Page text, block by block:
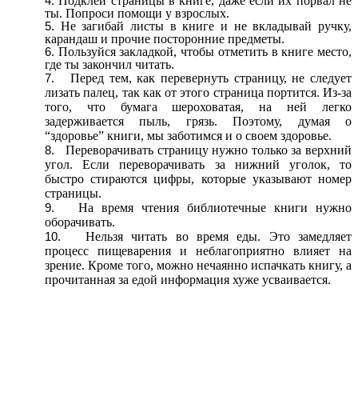
ты. Попроси помощи у взрослых.
Не загибай листы в книге и не вкладывай ручку,
карандаш и прочие посторонние предметы.
Пользуйся закладкой, чтобы отметить в книге место,
где ты закончил читать.
Перед тем, как перевернуть страницу, не следует
лизать палец, так как от этого страница портится. Из-за
того, что бумага шероховатая, на ней легко
задерживается пыль, грязь. Поэтому, думая о
“здоровье” книги, мы заботимся и о своем здоровье.
Переворачивать страницу нужно только за верхний
угол. Если переворачивать за нижний уголок, то
быстро стираются цифры, которые указывают номер
страницы.
На время чтения библиотечные книги нужно
оборачивать.
Нельзя читать во время еды. Это замедляет
процесс пищеварения и неблагоприятно влияет на
зрение. Кроме того, можно нечаянно испачкать книгу, а
прочитанная за едой информация хуже усваивается.